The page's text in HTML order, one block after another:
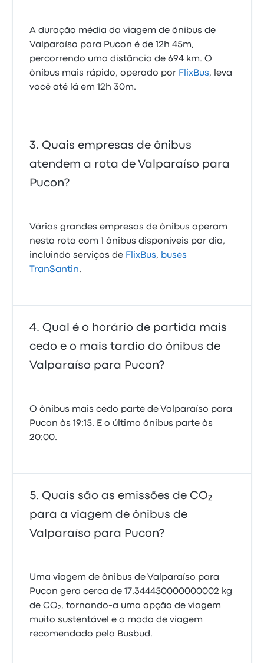
A duração média da viagem de ônibus de
Valparaíso para Pucon é de 12h 45m,
percorrendo uma distância de 694 km. O
ônibus mais rápido, operado por FlixBus, leva
você até lá em 12h 30m.
Quais empresas de ônibus
atendem a rota de Valparaíso para
Pucon?
Várias grandes empresas de ônibus operam
nesta rota com 1 ônibus disponíveis por dia,
incluindo serviços de FlixBus, buses
TranSantin.
Qual é o horário de partida mais
cedo e o mais tardio do ônibus de
Valparaíso para Pucon?
O ônibus mais cedo parte de Valparaíso para
Pucon às 19:15. E o último ônibus parte às
20:00.
Quais são as emissões de CO₂
para a viagem de ônibus de
Valparaíso para Pucon?
Uma viagem de ônibus de Valparaíso para
Pucon gera cerca de 17.344450000000002 kg
de CO₂, tornando-a uma opção de viagem
muito sustentável e o modo de viagem
recomendado pela Busbud.